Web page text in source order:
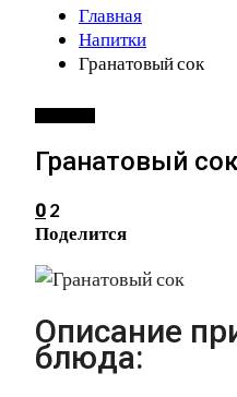
Главная
Напитки
Гранатовый сок
Гранатовый
0 2
Поделится
Описание
блюда: